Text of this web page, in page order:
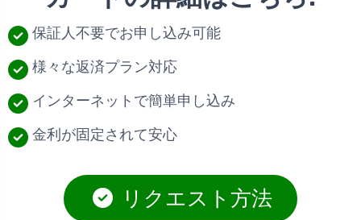
保証人不要でお申し込み可能
様々な返済プラン対応
インターネットで簡単申し込み
金利が固定されて安心
リクエスト方法